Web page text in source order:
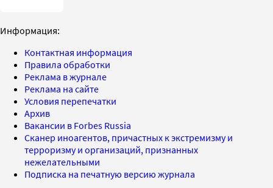
Информация:
Контактная информация
Правила обработки
Реклама в журнале
Реклама на сайте
Условия перепечатки
Архив
Вакансии в Forbes Russia
Сканер иноагентов, причастных к экстремизму и
терроризму и организаций, признанных
нежелательными
Подписка на печатную версию журнала